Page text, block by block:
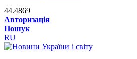
44.4869
Авторизація
Пошук
RU